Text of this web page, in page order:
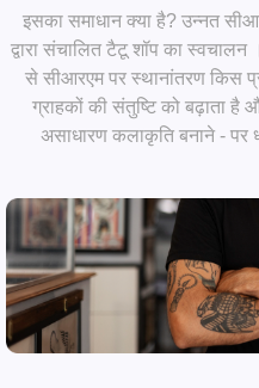
इसका समाधान क्या है? उन्नत
द्वारा संचालित टैटू शॉप का स्वचालन
से सीआरएम पर स्थानांतरण किस
ग्राहकों की संतुष्टि को बढ़ाता है
असाधारण कलाकृति बनाने - पर